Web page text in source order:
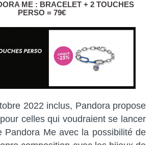
ME : BRACELET + 2 TOUCHES
PERSO = 79€
2022 inclus, Pandora propose
celles qui voudraient se lancer
Pandora Me avec la possibilité de